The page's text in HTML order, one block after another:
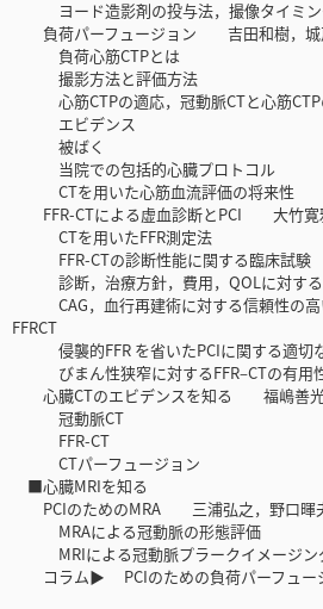
ヨード造影剤の投与法，撮像タイミン
負荷パーフュージョン 吉田和樹，城
負荷心筋CTPとは
撮影方法と評価方法
心筋CTPの適応，冠動脈CTと心筋CTP
エビデンス
被ばく
当院での包括的心臓プロトコル
CTを用いた心筋血流評価の将来性
FFR-CTによる虚血診断とPCI 大竹寛
CTを用いたFFR測定法
FFR-CTの診断性能に関する臨床試験
診断，治療方針，費用，QOLに対する
CAG，血行再建術に対する信頼性の高
FFRCT
侵襲的FFR を省いたPCIに関する適切
びまん性狭窄に対するFFR–CTの有用
心臓CTのエビデンスを知る 福嶋善
冠動脈CT
FFR-CT
CTパーフュージョン
■心臓MRIを知る
PCIのためのMRA 三浦弘之，野口暉
MRAによる冠動脈の形態評価
MRIによる冠動脈プラークイメージン
コラム▶ PCIのための負荷パーフュ